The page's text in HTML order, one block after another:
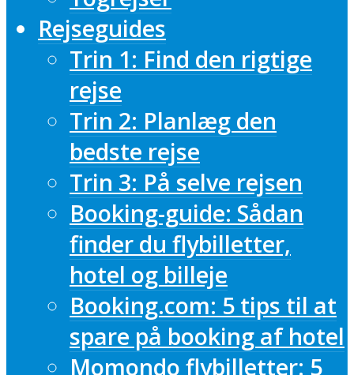
Rejseguides
Trin 1: Find den rigtige
rejse
Trin 2: Planlæg den
bedste rejse
Trin 3: På selve rejsen
Booking-guide: Sådan
finder du flybilletter,
hotel og billeje
Booking.com: 5 tips til at
spare på booking af hotel
Momondo flybilletter: 5